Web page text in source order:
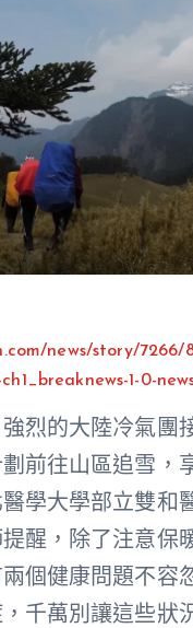
news/story/7266/
1-0-
烈的大陸冷氣團
前往山區追雪，
學大學部立雙和
醒，除了注意保
個健康問題不容
千萬別讓這些狀